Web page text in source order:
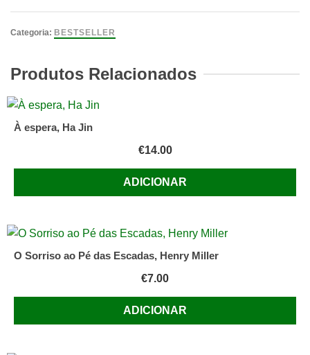
Terrorista
Califórnia
Pepetela
Categoria: BESTSELLER
Produtos Relacionados
À espera, Ha Jin
€14.00
ADICIONAR
O Sorriso ao Pé das Escadas, Henry Miller
€7.00
ADICIONAR